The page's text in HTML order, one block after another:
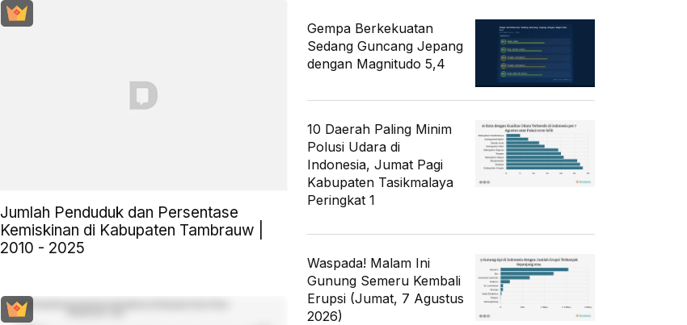
Jumlah Penduduk dan Persentase
Kemiskinan di Kabupaten Tambrauw |
2010 - 2025
Gempa Berkekuatan
Sedang Guncang Jepang
dengan Magnitudo 5,4
10 Daerah Paling Minim
Polusi Udara di
Indonesia, Jumat Pagi
Kabupaten Tasikmalaya
Peringkat 1
Waspada! Malam Ini
Gunung Semeru Kembali
Erupsi (Jumat, 7 Agustus
2026)